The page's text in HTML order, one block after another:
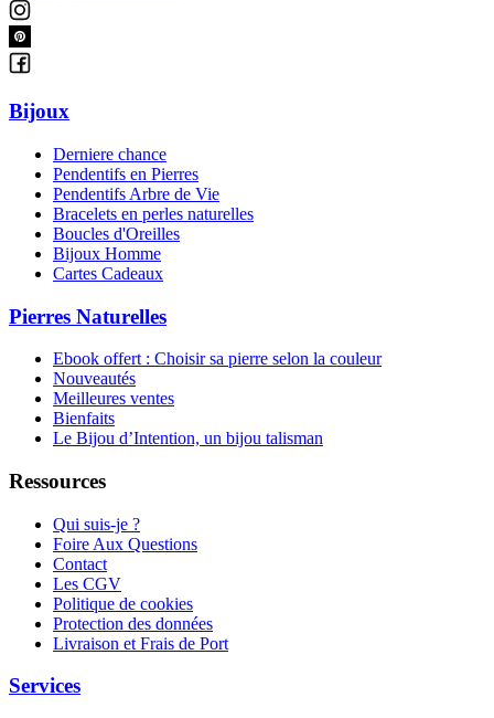
Bijoux
Derniere chance
Pendentifs en Pierres
Pendentifs Arbre de Vie
Bracelets en perles naturelles
Boucles d'Oreilles
Bijoux Homme
Cartes Cadeaux
Pierres Naturelles
Ebook offert : Choisir sa pierre selon la couleur
Nouveautés
Meilleures ventes
Bienfaits
Le Bijou d’Intention, un bijou talisman
Ressources
Qui suis-je ?
Foire Aux Questions
Contact
Les CGV
Politique de cookies
Protection des données
Livraison et Frais de Port
Services